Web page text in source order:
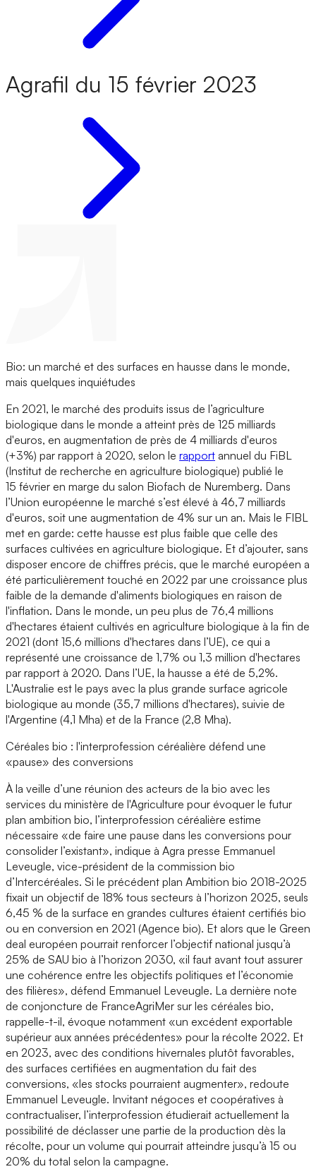
Agrafil du 15 février 2023
Bio: un marché et des surfaces en hausse dans le monde,
mais quelques inquiétudes
En 2021, le marché des produits issus de l’agriculture
biologique dans le monde a atteint près de 125 milliards
d'euros, en augmentation de près de 4 milliards d'euros
(+3%) par rapport à 2020, selon le rapport annuel du FiBL
(Institut de recherche en agriculture biologique) publié le
15 février en marge du salon Biofach de Nuremberg. Dans
l’Union européenne le marché s’est élevé à 46,7 milliards
d'euros, soit une augmentation de 4% sur un an. Mais le FIBL
met en garde: cette hausse est plus faible que celle des
surfaces cultivées en agriculture biologique. Et d’ajouter, sans
disposer encore de chiffres précis, que le marché européen a
été particulièrement touché en 2022 par une croissance plus
faible de la demande d'aliments biologiques en raison de
l'inflation. Dans le monde, un peu plus de 76,4 millions
d'hectares étaient cultivés en agriculture biologique à la fin de
2021 (dont 15,6 millions d'hectares dans l’UE), ce qui a
représenté une croissance de 1,7% ou 1,3 million d'hectares
par rapport à 2020. Dans l’UE, la hausse a été de 5,2%.
L'Australie est le pays avec la plus grande surface agricole
biologique au monde (35,7 millions d'hectares), suivie de
l'Argentine (4,1 Mha) et de la France (2,8 Mha).
Céréales bio : l'interprofession céréalière défend une
«pause» des conversions
À la veille d’une réunion des acteurs de la bio avec les
services du ministère de l'Agriculture pour évoquer le futur
plan ambition bio, l’interprofession céréalière estime
nécessaire «de faire une pause dans les conversions pour
consolider l’existant», indique à Agra presse Emmanuel
Leveugle, vice-président de la commission bio
d’Intercéréales. Si le précédent plan Ambition bio 2018-2025
fixait un objectif de 18% tous secteurs à l’horizon 2025, seuls
6,45 % de la surface en grandes cultures étaient certifiés bio
ou en conversion en 2021 (Agence bio). Et alors que le Green
deal européen pourrait renforcer l’objectif national jusqu’à
25% de SAU bio à l’horizon 2030, «il faut avant tout assurer
une cohérence entre les objectifs politiques et l’économie
des filières», défend Emmanuel Leveugle. La dernière note
de conjoncture de FranceAgriMer sur les céréales bio,
rappelle-t-il, évoque notamment «un excédent exportable
supérieur aux années précédentes» pour la récolte 2022. Et
en 2023, avec des conditions hivernales plutôt favorables,
des surfaces certifiées en augmentation du fait des
conversions, «les stocks pourraient augmenter», redoute
Emmanuel Leveugle. Invitant négoces et coopératives à
contractualiser, l’interprofession étudierait actuellement la
possibilité de déclasser une partie de la production dès la
récolte, pour un volume qui pourrait atteindre jusqu’à 15 ou
20% du total selon la campagne.